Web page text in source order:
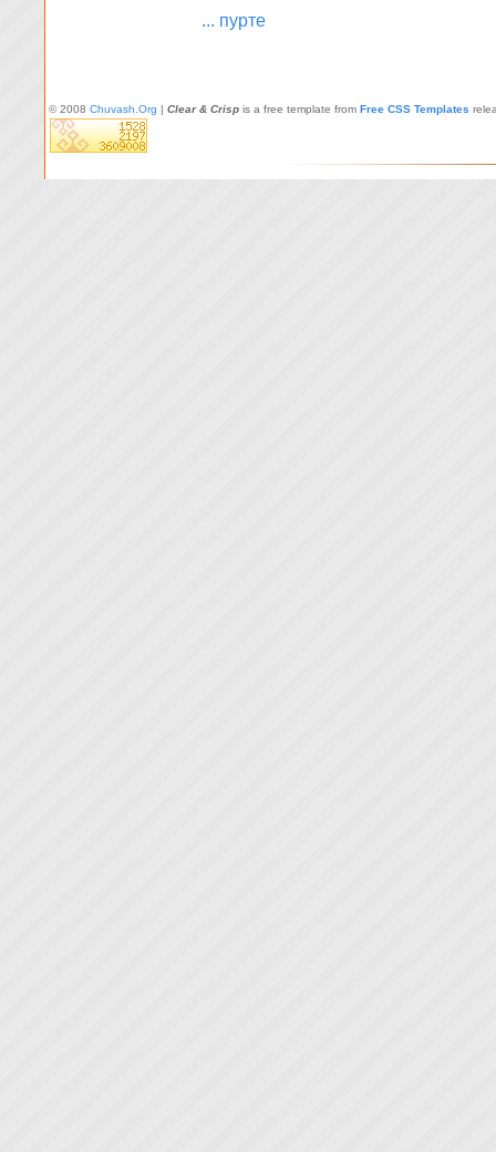
... пурте
© 2008 Chuvash.Org | Clear & Crisp is a free template from Free CSS Templates